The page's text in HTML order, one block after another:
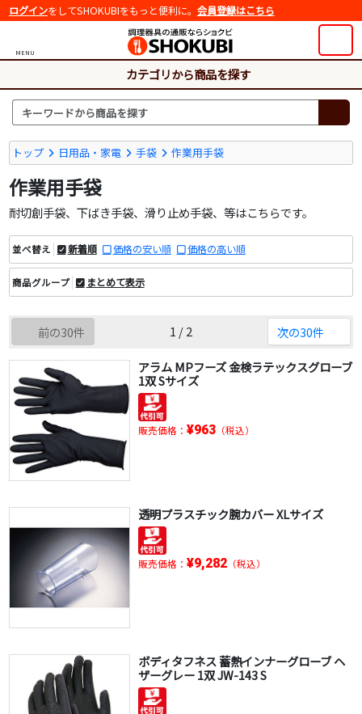
ログインをしてSHOKUBIをもっと便利に。 会員登録はこちら
MENU
カテゴリから商品を探す
トップ 日用品・家電 手袋 作業用手袋
作業用手袋
耐切創手袋、下ばき手袋、滑り止め手袋、等はこちらです。
並べ替え 新着順 価格の安い順 価格の高い順
商品グループ まとめて表示
前の30件 1 / 2 次の30件
アラム MPフーズ 金検ラテックスグローブ
1双 Sサイズ
販売価格： ¥963（税込）
透明プラスチック腕カバー XLサイズ
販売価格： ¥9,282（税込）
ボディタフネス 蓄熱インナーグローブ ヘ
ザーグレー 1双 JW-143 S